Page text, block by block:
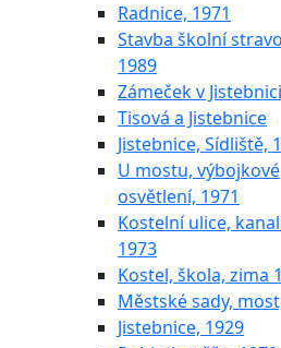
Radnice, 1971
Stavba školní
1989
Zámeček v
Tisová a Jistebnice
Jistebnice, Sídliště,
U mostu, výbojkové
osvětlení, 1971
Kostelní ulice,
1973
Kostel, škola, zima
Městské sady,
Jistebnice, 1929